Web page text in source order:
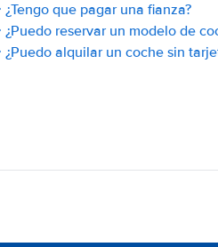
¿Tengo que pagar una fianza?
¿Puedo reservar un modelo de
¿Puedo alquilar un coche sin